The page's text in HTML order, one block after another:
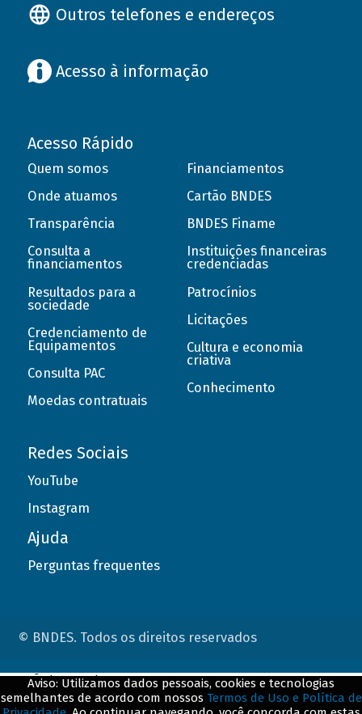
Outros telefones e endereços
Acesso à informação
Acesso Rápido
Quem somos
Onde atuamos
Transparência
Consulta a
financiamentos
Resultados para a
sociedade
Credenciamento de
Equipamentos
Consulta PAC
Moedas contratuais
Financiamentos
Cartão BNDES
BNDES Finame
Instituições financeiras
credenciadas
Patrocínios
Licitações
Cultura e economia
criativa
Conhecimento
Redes Sociais
YouTube
Instagram
Ajuda
Perguntas frequentes
© BNDES. Todos os direitos reservados
Aviso: Utilizamos dados pessoais, cookies e tecnologias
semelhantes de acordo com nossos Termos de Uso e Política de
ConteÃºdo complementar
${title}${badge}